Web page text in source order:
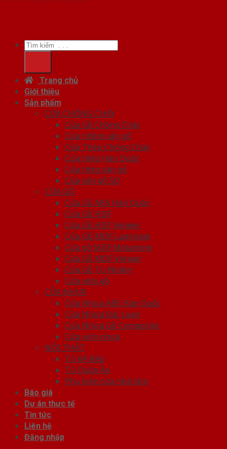
Tìm
kiếm:
Trang chủ
Giới thiệu
Sản phẩm
CỬA CHỐNG CHÁY
Cửa Gỗ Chống Cháy
Cửa nhôm vân gỗ
Cửa Thép Chống Cháy
Cửa thép Hàn Quốc
Cửa thép vân gỗ
Cửa vân gỗ 5D
CỬA GỖ
Cửa Gỗ ABS Hàn Quốc
Cửa Gỗ HDF
Cửa Gỗ HDF Veneer
Cửa Gỗ MDF Laminate
Cửa gỗ MDF Melamine
Cửa Gỗ MDF Veneer
Cửa Gỗ Tự Nhiên
Cửa vòm gỗ
CỬA NHỰA
Cửa Nhựa ABS Hàn Quốc
Cửa Nhựa Đài Loan
Cửa Nhựa Gỗ Composite
Cửa vòm nhựa
NỘI THẤT
Tủ Kệ Bếp
Tủ Quần Áo
Phụ kiện cửa nhà tắm
Báo giá
Dự án thực tế
Tin tức
Liên hệ
Đăng nhập